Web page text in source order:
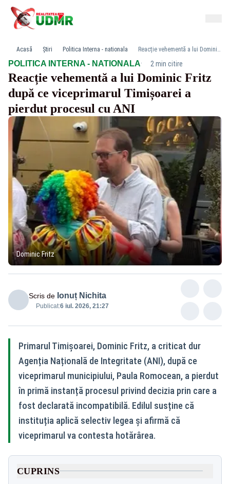
Acasă Știri Politica Interna - nationala Reacție vehementă a lui Dominic Fritz după ce viceprimarul Timișoarei a pierdut procesul cu ANI
POLITICA INTERNA - NATIONALA· 2 min citire
Reacție vehementă a lui Dominic Fritz
după ce viceprimarul Timișoarei a
pierdut procesul cu ANI
Dominic Fritz
Scris de Ionuț Nichita
Publicat:6 iul. 2026, 21:27
Primarul Timișoarei, Dominic Fritz, a criticat dur
Agenția Națională de Integritate (ANI), după ce
viceprimarul municipiului, Paula Romocean, a pierdut
în primă instanță procesul privind decizia prin care a
fost declarată incompatibilă. Edilul susține că
instituția aplică selectiv legea și afirmă că
viceprimarul va contesta hotărârea.
CUPRINS